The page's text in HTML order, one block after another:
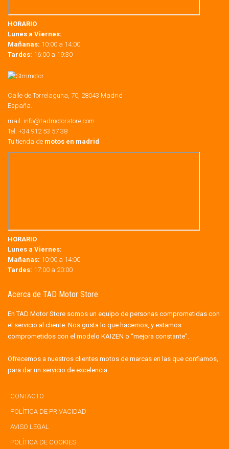
HORARIO
Lunes a Viernes:
Mañanas: 10:00 a 14:00
Tardes: 16:00 a 19:30
Calle de Torrelaguna, 70, 28043 Madrid
España.
mail: info@tadmotorstore.com
Tel: +34 912 53 57 38
Tu tienda de motos en madrid .
HORARIO
Lunes a Viernes:
Mañanas: 10:00 a 14:00
Tardes: 17:00 a 20:00
Acerca de TAD Motor Store
En TAD Motor Store somos un equipo de personas comprometidas con
el servicio al cliente. Nos gusta lo que hacemos, y estamos
comprometidos con el modelo KAIZEN o “mejora constante”.
Ofrecemos a nuestros clientes motos de marcas en las que confiamos,
para dar un servicio de excelencia.
CONTACTO
POLÍTICA DE PRIVACIDAD
AVISO LEGAL
POLÍTICA DE COOKIES